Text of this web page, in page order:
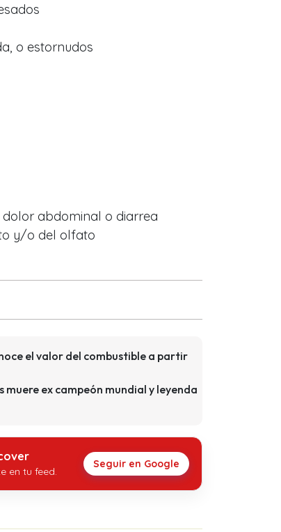
o estornudos
dolor abdominal o diarrea
y/o del olfato
el valor del combustible a partir
ex campeón mundial y leyenda
en tu feed.
Seguir en Google